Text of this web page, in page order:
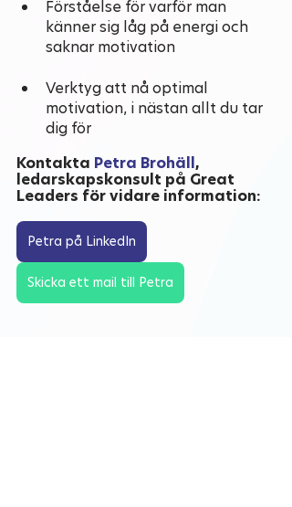
Förståelse för varför man
känner sig låg på energi och
saknar motivation
Verktyg att nå optimal
motivation, i nästan allt du tar
dig för
Kontakta Petra Brohäll,
ledarskapskonsult på Great
Leaders för vidare information:
Petra på LinkedIn
Skicka ett mail till Petra